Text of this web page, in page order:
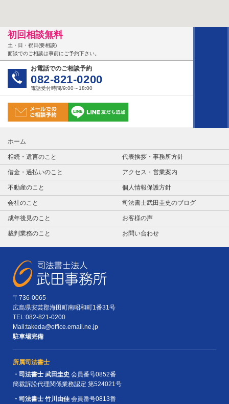
初回相談無料
土・日・祝日(要相談)
面談でのご相談は事前にご予約下さい。
お電話でのご相談予約
082-821-0200
電話受付時間/9:00～18:00
ホーム
相続・遺言のこと 代表挨拶・事務所方針
借金・過払いのこと アクセス・営業案内
不動産のこと 個人情報保護方針
会社のこと 司法書士武田圭史のブログ
成年後見のこと お客様の声
裁判業務のこと お問い合わせ
〒736-0065
広島県安芸郡海田町南昭和町1番31号
TEL:082-821-0200
Mail:takeda@office.email.ne.jp
駐車場完備
所属司法書士
・司法書士 武田圭史 会員番号0852番
簡裁訴訟代理関係業務認定 第524021号
・司法書士 竹川由佳 会員番号0813番